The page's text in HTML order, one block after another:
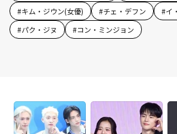
#キム・ジウン(女優) #チェ・デフン #イ
#パク・ジヌ #コン・ミンジョン